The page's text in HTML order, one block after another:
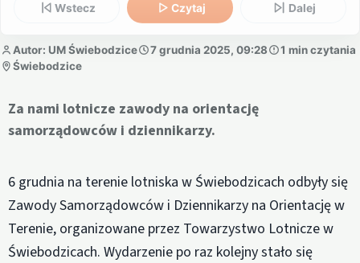
Wstecz Czytaj Dalej
Autor: UM Świebodzice 7 grudnia 2025, 09:28
1 min czytania
Świebodzice
Za nami lotnicze zawody na orientację
samorządowców i dziennikarzy.
6 grudnia na terenie lotniska w Świebodzicach odbyły się
Zawody Samorządowców i Dziennikarzy na Orientację w
Terenie, organizowane przez Towarzystwo Lotnicze w
Świebodzicach. Wydarzenie po raz kolejny stało się